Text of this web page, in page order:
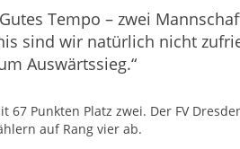
Tempo – zwei
sind wir natürlich nicht
Auswärtssieg.“
Punkten Platz zwei. Der FV
auf Rang vier ab.